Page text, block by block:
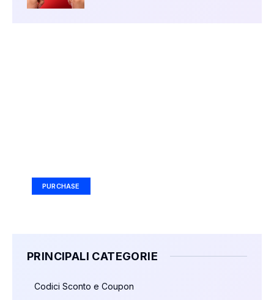
PURCHASE
PRINCIPALI CATEGORIE
Codici Sconto e Coupon